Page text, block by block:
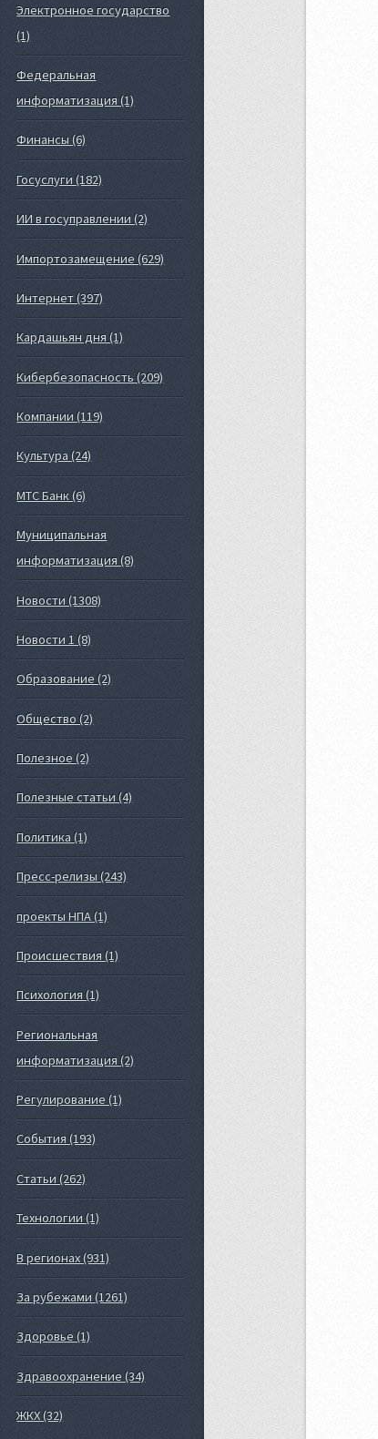
Электронное государство
(1)
Федеральная
информатизация (1)
Финансы (6)
Госуслуги (182)
ИИ в госуправлении (2)
Импортозамещение (629)
Интернет (397)
Кардашьян дня (1)
Кибербезопасность (209)
Компании (119)
Культура (24)
МТС Банк (6)
Муниципальная
информатизация (8)
Новости (1308)
Новости 1 (8)
Образование (2)
Общество (2)
Полезное (2)
Полезные статьи (4)
Политика (1)
Пресс-релизы (243)
проекты НПА (1)
Происшествия (1)
Психология (1)
Региональная
информатизация (2)
Регулирование (1)
События (193)
Статьи (262)
Технологии (1)
В регионах (931)
За рубежами (1261)
Здоровье (1)
Здравоохранение (34)
ЖКХ (32)